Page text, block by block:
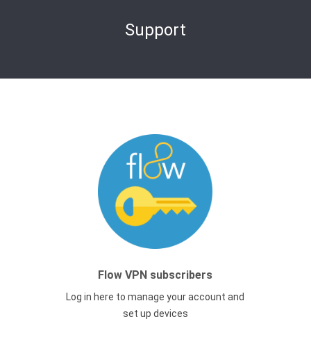
Support
Flow VPN subscribers
Log in here to manage your account and
set up devices